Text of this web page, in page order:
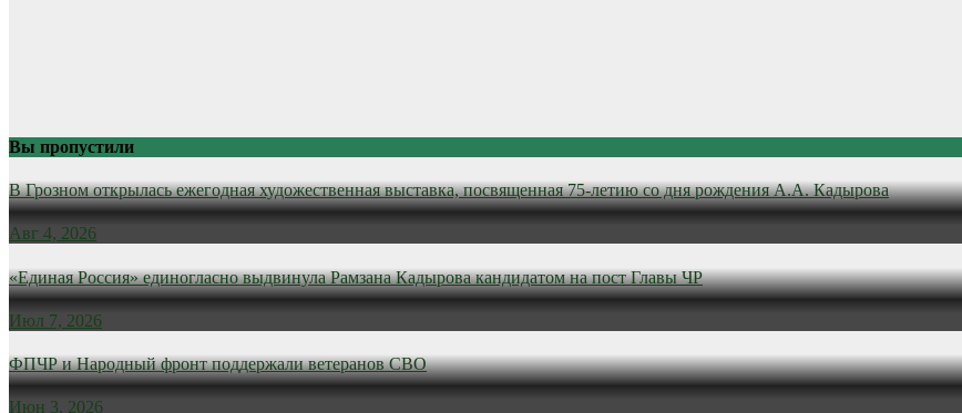
Вы пропустили
В Грозном открылась ежегодная художественная выставка, посвященная 75-летию со дня рождения А.А. Кадырова
Авг 4, 2026
«Единая Россия» единогласно выдвинула Рамзана Кадырова кандидатом на пост Главы ЧР
Июл 7, 2026
ФПЧР и Народный фронт поддержали ветеранов СВО
Июн 3, 2026